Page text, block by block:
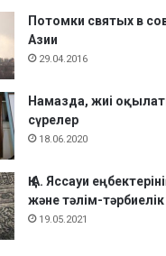
Потомки святых в
Азии
29.04.2016
Намазда, жиі
сүрелер
18.06.2020
Қ.А. Яссауи
және тәлім-тәрбиелік
19.05.2021